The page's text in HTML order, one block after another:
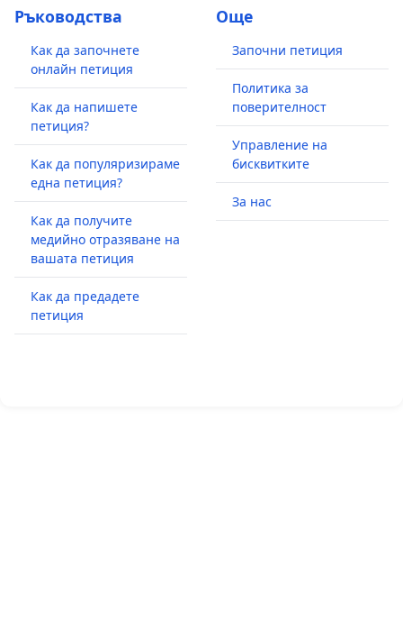
Ръководства
Как да започнете
онлайн петиция
Как да напишете
петиция?
Как да популяризираме
една петиция?
Как да получите
медийно отразяване на
вашата петиция
Как да предадете
петиция
Още
Започни петиция
Политика за
поверителност
Управление на
бисквитките
За нас